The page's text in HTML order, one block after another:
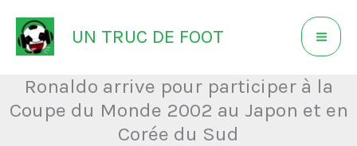
Aller
au
contenu
UN TRUC DE FOOT
Ronaldo arrive pour participer à la
Coupe du Monde 2002 au Japon et en
Corée du Sud